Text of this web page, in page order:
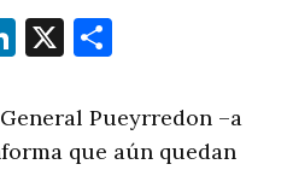
LinkedIn
X
Pueyrredon –a
que aún quedan